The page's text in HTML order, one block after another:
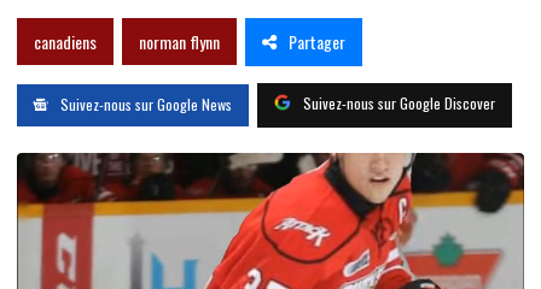
canadiens norman flynn Partager
Suivez-nous sur Google News Suivez-nous sur Google Discover